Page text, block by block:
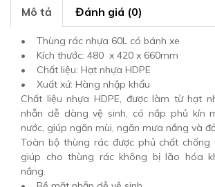
Mô tả Đánh giá (0)
• Thùng rác nhựa 60L có bánh xe
• Kích thước: 480 x 420 x 660mm
• Chất liệu: Hạt nhựa HDPE
• Xuất xứ: Hàng nhập khẩu
Chất liệu nhựa HDPE, được làm từ hạt
nhẵn dễ dàng vệ sinh, có nắp phủ kín
nước, giúp ngăn mùi, ngăn mưa nắng và
Toàn bộ thùng rác được phủ chất chống
giúp cho thùng rác không bị lão hóa
nắng.